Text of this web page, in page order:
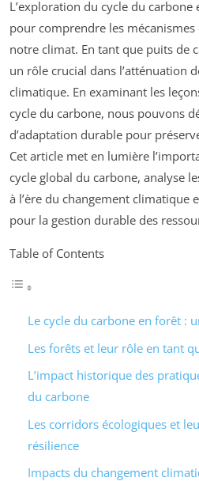
L’exploration du cycle du
pour comprendre les
notre climat. En tant que puits de
un rôle crucial dans l’atténuation
climatique. En examinant les
cycle du carbone, nous pouvons
d’adaptation durable pour
Cet article met en lumière
cycle global du carbone, analyse
à l’ère du changement climatique
pour la gestion durable des
Table of Contents
Le cycle du carbone en forêt :
Les forêts et leur rôle en tant
L’impact historique des
du carbone
Les corridors écologiques et
résilience
Impacts du changement